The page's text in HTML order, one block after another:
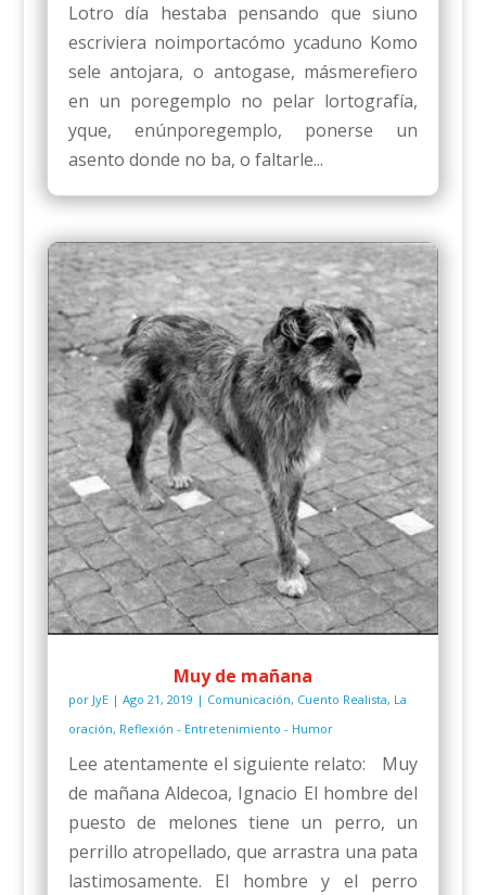
Lotro día hestaba pensando que siuno
escriviera noimportacómo ycaduno Komo
sele antojara, o antogase, másmerefiero
en un poregemplo no pelar lortografía,
yque, enúnporegemplo, ponerse un
asento donde no ba, o faltarle...
Muy de mañana
por JyE| Ago 21, 2019 | Comunicación, Cuento Realista, La
oración, Reflexión - Entretenimiento - Humor
Lee atentamente el siguiente relato: Muy
de mañana Aldecoa, Ignacio El hombre del
puesto de melones tiene un perro, un
perrillo atropellado, que arrastra una pata
lastimosamente. El hombre y el perro